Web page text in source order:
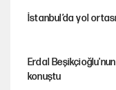
İstanbul’da yol
Erdal Beşikçioğlu'nun
konuştu